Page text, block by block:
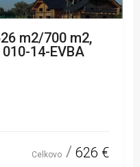
14-EVBA
Celkovo 626 €